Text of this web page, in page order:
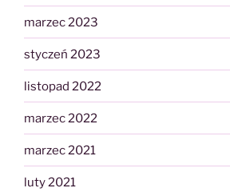
marzec 2023
styczeń 2023
listopad 2022
marzec 2022
marzec 2021
luty 2021